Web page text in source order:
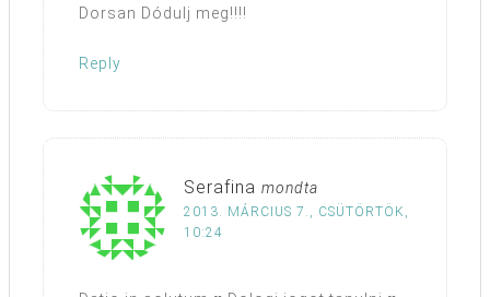
Dorsan Dódulj meg!!!!
Reply
Serafina mondta
2013. MÁRCIUS 7., CSÜTÖRTÖK,
10:24